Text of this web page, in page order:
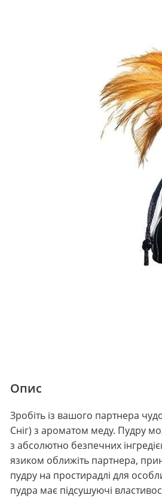
Опис
Зробіть із вашого партнера
Сніг) з ароматом меду. Пудру
з абсолютно безпечних
язиком оближіть партнера,
пудру на простирадлі для
пудра має підсушуючі